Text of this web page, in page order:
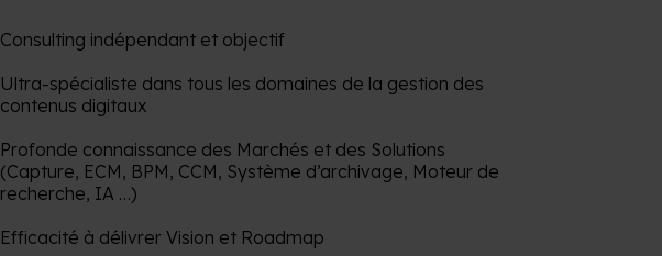
Consulting indépendant et objectif
Ultra-spécialiste dans tous les domaines de la gestion des
contenus digitaux
Profonde connaissance des Marchés et des Solutions
(Capture, ECM, BPM, CCM, Système d’archivage, Moteur de
recherche, IA …)
Efficacité à délivrer Vision et Roadmap